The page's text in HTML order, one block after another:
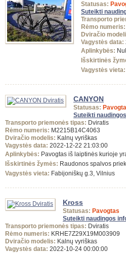
Statusas:
Suteikti
Transporto
Rėmo numeris:
Dviračio
Vagystės data:
Aplinkybės:
Išskirtinės
Vagystės vieta:
CANYON
Statusas:
Suteikti
Transporto priemonės tipas: Dviratis
Rėmo numeris: M2215B14C4063
Dviračio modelis: Kalnų vyriškas
Vagystės data: 2022-12-22 21:03:00
Aplinkybės: Pavogtas iš laiptinės kurioje
Išskirtinės žymės: Raudonos spalvos
Vagystės vieta: Fabijoniškų g.3, Vilnius
Kross
Statusas: Pavogtas
Suteikti naudingos
Transporto priemonės tipas: Dviratis
Rėmo numeris: KRHE7Z29X19M003909
Dviračio modelis: Kalnų vyriškas
Vagystės data: 2022-10-24 00:00:00